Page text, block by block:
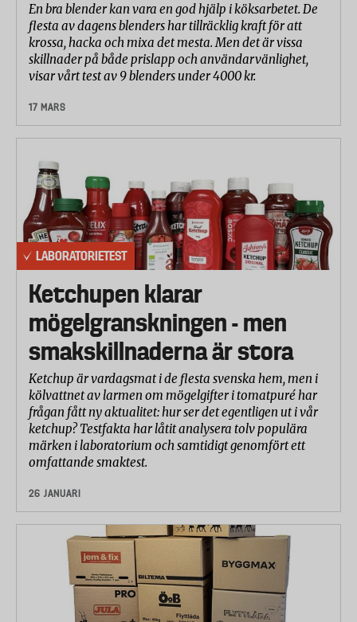
En bra blender kan vara en god hjälp i köksarbetet. De
flesta av dagens blenders har tillräcklig kraft för att
krossa, hacka och mixa det mesta. Men det är vissa
skillnader på både prislapp och användarvänlighet,
visar vårt test av 9 blenders under 4000 kr.
17 MARS
LABORATORIETEST
Ketchupen klarar
mögelgranskningen - men
smakskillnaderna är stora
Ketchup är vardagsmat i de flesta svenska hem, men i
kölvattnet av larmen om mögelgifter i tomatpuré har
frågan fått ny aktualitet: hur ser det egentligen ut i vår
ketchup? Testfakta har låtit analysera tolv populära
märken i laboratorium och samtidigt genomfört ett
omfattande smaktest.
26 JANUARI